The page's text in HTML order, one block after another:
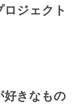
ジェクト
好きなもの